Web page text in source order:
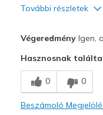
További részletek
Comfortable
Stylish
VégeredményIgen,
Hasznosnak
0 0
Beszámoló